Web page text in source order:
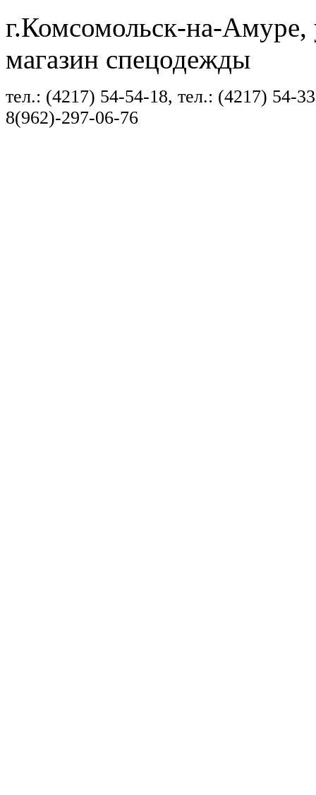
г.Комсомольск-на-
магазин спецодежды
тел.: (4217) 54-54-18, тел.: (4217) 54-
8(962)-297-06-76